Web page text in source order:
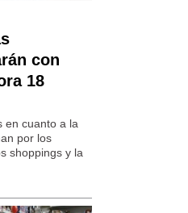
con
18
en cuanto a la
por los
shoppings y la